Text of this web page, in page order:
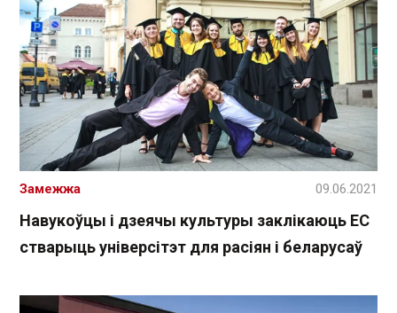
Навукоўцы і дзеячы культуры заклікаюць ЕС
стварыць універсітэт для расіян і беларусаў
Замежжа 09.06.2021